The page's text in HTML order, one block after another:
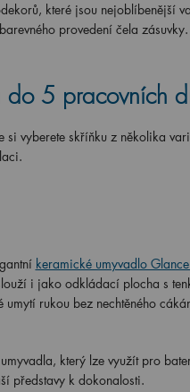
které jsou nejoblíbenější
provedení čela zásuvky.
do 5 pracovních
vyberete skříňku z několika
keramické umyvadlo
i jako odkládací plocha s
rukou bez nechtěného
který lze využít pro
představy k dokonalosti.